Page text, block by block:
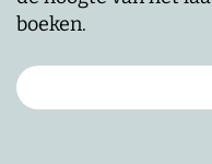
boeken.